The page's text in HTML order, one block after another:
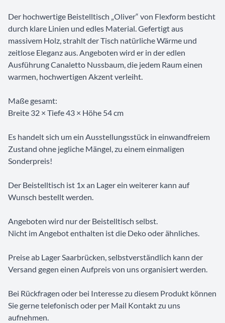
Der hochwertige Beistelltisch „Oliver“ von Flexform besticht
durch klare Linien und edles Material. Gefertigt aus
massivem Holz, strahlt der Tisch natürliche Wärme und
zeitlose Eleganz aus. Angeboten wird er in der edlen
Ausführung Canaletto Nussbaum, die jedem Raum einen
warmen, hochwertigen Akzent verleiht.
Maße gesamt:
Breite 32 × Tiefe 43 × Höhe 54 cm
Es handelt sich um ein Ausstellungsstück in einwandfreiem
Zustand ohne jegliche Mängel, zu einem einmaligen
Sonderpreis!
Der Beistelltisch ist 1x an Lager ein weiterer kann auf
Wunsch bestellt werden.
Angeboten wird nur der Beistelltisch selbst.
Nicht im Angebot enthalten ist die Deko oder ähnliches.
Preise ab Lager Saarbrücken, selbstverständlich kann der
Versand gegen einen Aufpreis von uns organisiert werden.
Bei Rückfragen oder bei Interesse zu diesem Produkt können
Sie gerne telefonisch oder per Mail Kontakt zu uns
aufnehmen.